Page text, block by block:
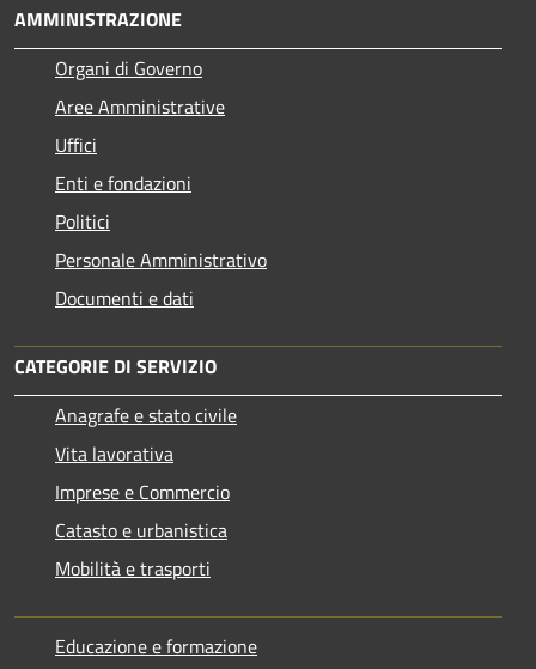
AMMINISTRAZIONE
Organi di Governo
Aree Amministrative
Uffici
Enti e fondazioni
Politici
Personale Amministrativo
Documenti e dati
CATEGORIE DI SERVIZIO
Anagrafe e stato civile
Vita lavorativa
Imprese e Commercio
Catasto e urbanistica
Mobilità e trasporti
Educazione e formazione